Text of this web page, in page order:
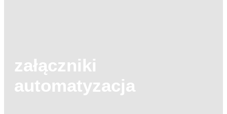
załączniki
automatyzacja